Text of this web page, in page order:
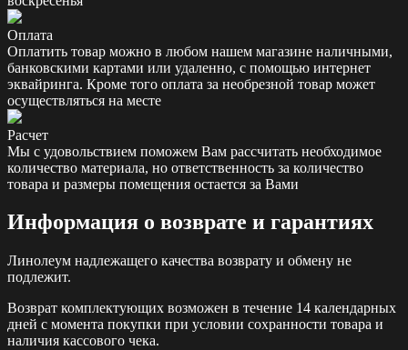
Оплата
Оплатить товар можно в любом нашем магазине наличными,
банковскими картами или удаленно, с помощью интернет
эквайринга. Кроме того оплата за необрезной товар может
осуществляться на месте
Расчет
Мы с удовольствием поможем Вам рассчитать необходимое
количество материала, но ответственность за количество
товара и размеры помещения остается за Вами
Информация о возврате и гарантиях
Линолеум надлежащего качества возврату и обмену не
подлежит.
Возврат комплектующих возможен в течение 14 календарных
дней с момента покупки при условии сохранности товара и
наличия кассового чека.